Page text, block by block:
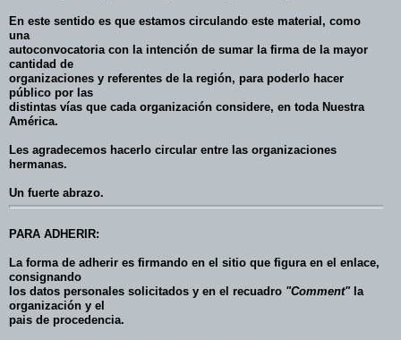
En este sentido es que estamos circulando este material, como
una
autoconvocatoria con la intención de sumar la firma de la mayor
cantidad de
organizaciones y referentes de la región, para poderlo hacer
público por las
distintas vías que cada organización considere, en toda Nuestra
América.
Les agradecemos hacerlo circular entre las organizaciones
hermanas.
Un fuerte abrazo.
PARA ADHERIR:
La forma de adherir es firmando en el sitio que figura en el enlace,
consignando
los datos personales solicitados y en el recuadro "Comment" la
organización y el
pais de procedencia.